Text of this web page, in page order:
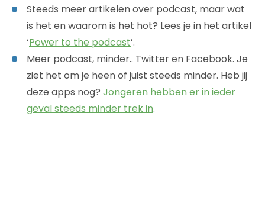
Steeds meer artikelen over podcast, maar wat
is het en waarom is het hot? Lees je in het artikel
‘Power to the podcast’.
Meer podcast, minder.. Twitter en Facebook. Je
ziet het om je heen of juist steeds minder. Heb jij
deze apps nog? Jongeren hebben er in ieder
geval steeds minder trek in.